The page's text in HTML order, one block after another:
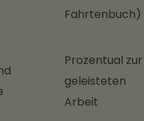
Fahrtenbuch)
Prozentual zur
geleisteten
Arbeit